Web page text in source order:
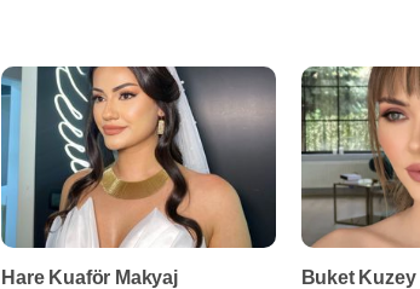
Hare Kuaför Makyaj Buket